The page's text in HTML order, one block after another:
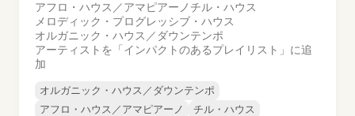
アフロ・ハウス／アマピアーノ チル・ハウス
メロディック・プログレッシブ・ハウス
オルガニック・ハウス／ダウンテンポ
アーティストを「インパクトのあるプレイリスト」に追
加
オルガニック・ハウス／ダウンテンポ
アフロ・ハウス／アマピアーノ
チル・ハウス